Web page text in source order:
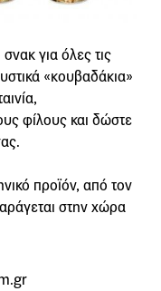
για όλες τις
«κουβαδάκια»
φίλους και δώστε
προϊόν, από τον
στην χώρα